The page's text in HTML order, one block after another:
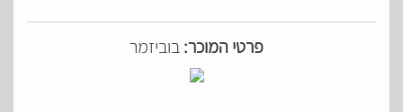
פרטי המוכר:בוביזמר